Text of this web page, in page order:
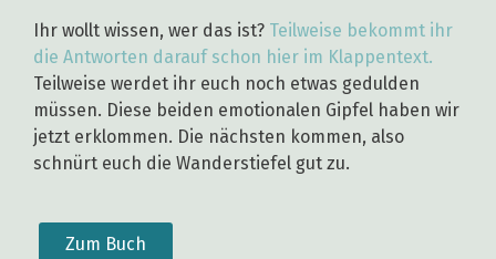
Ihr wollt wissen, wer das ist? Teilweise bekommt ihr
die Antworten darauf schon hier im Klappentext.
Teilweise werdet ihr euch noch etwas gedulden
müssen. Diese beiden emotionalen Gipfel haben wir
jetzt erklommen. Die nächsten kommen, also
schnürt euch die Wanderstiefel gut zu.
Zum Buch